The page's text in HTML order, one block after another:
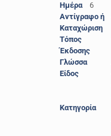
Ημέρα
6
Αντίγραφο ή
Καταχώριση
Τόπος
Έκδοσης
Γλώσσα
Είδος
Κατηγορία